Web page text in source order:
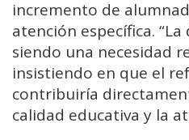
incremento de
atención específica.
siendo una necesidad
insistiendo en que el
contribuiría
calidad educativa y la